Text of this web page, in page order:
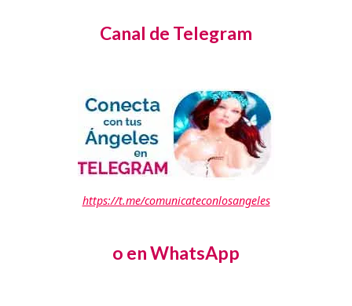
Canal de Telegram
https://t.me/comunicateconlosangeles
o en WhatsApp